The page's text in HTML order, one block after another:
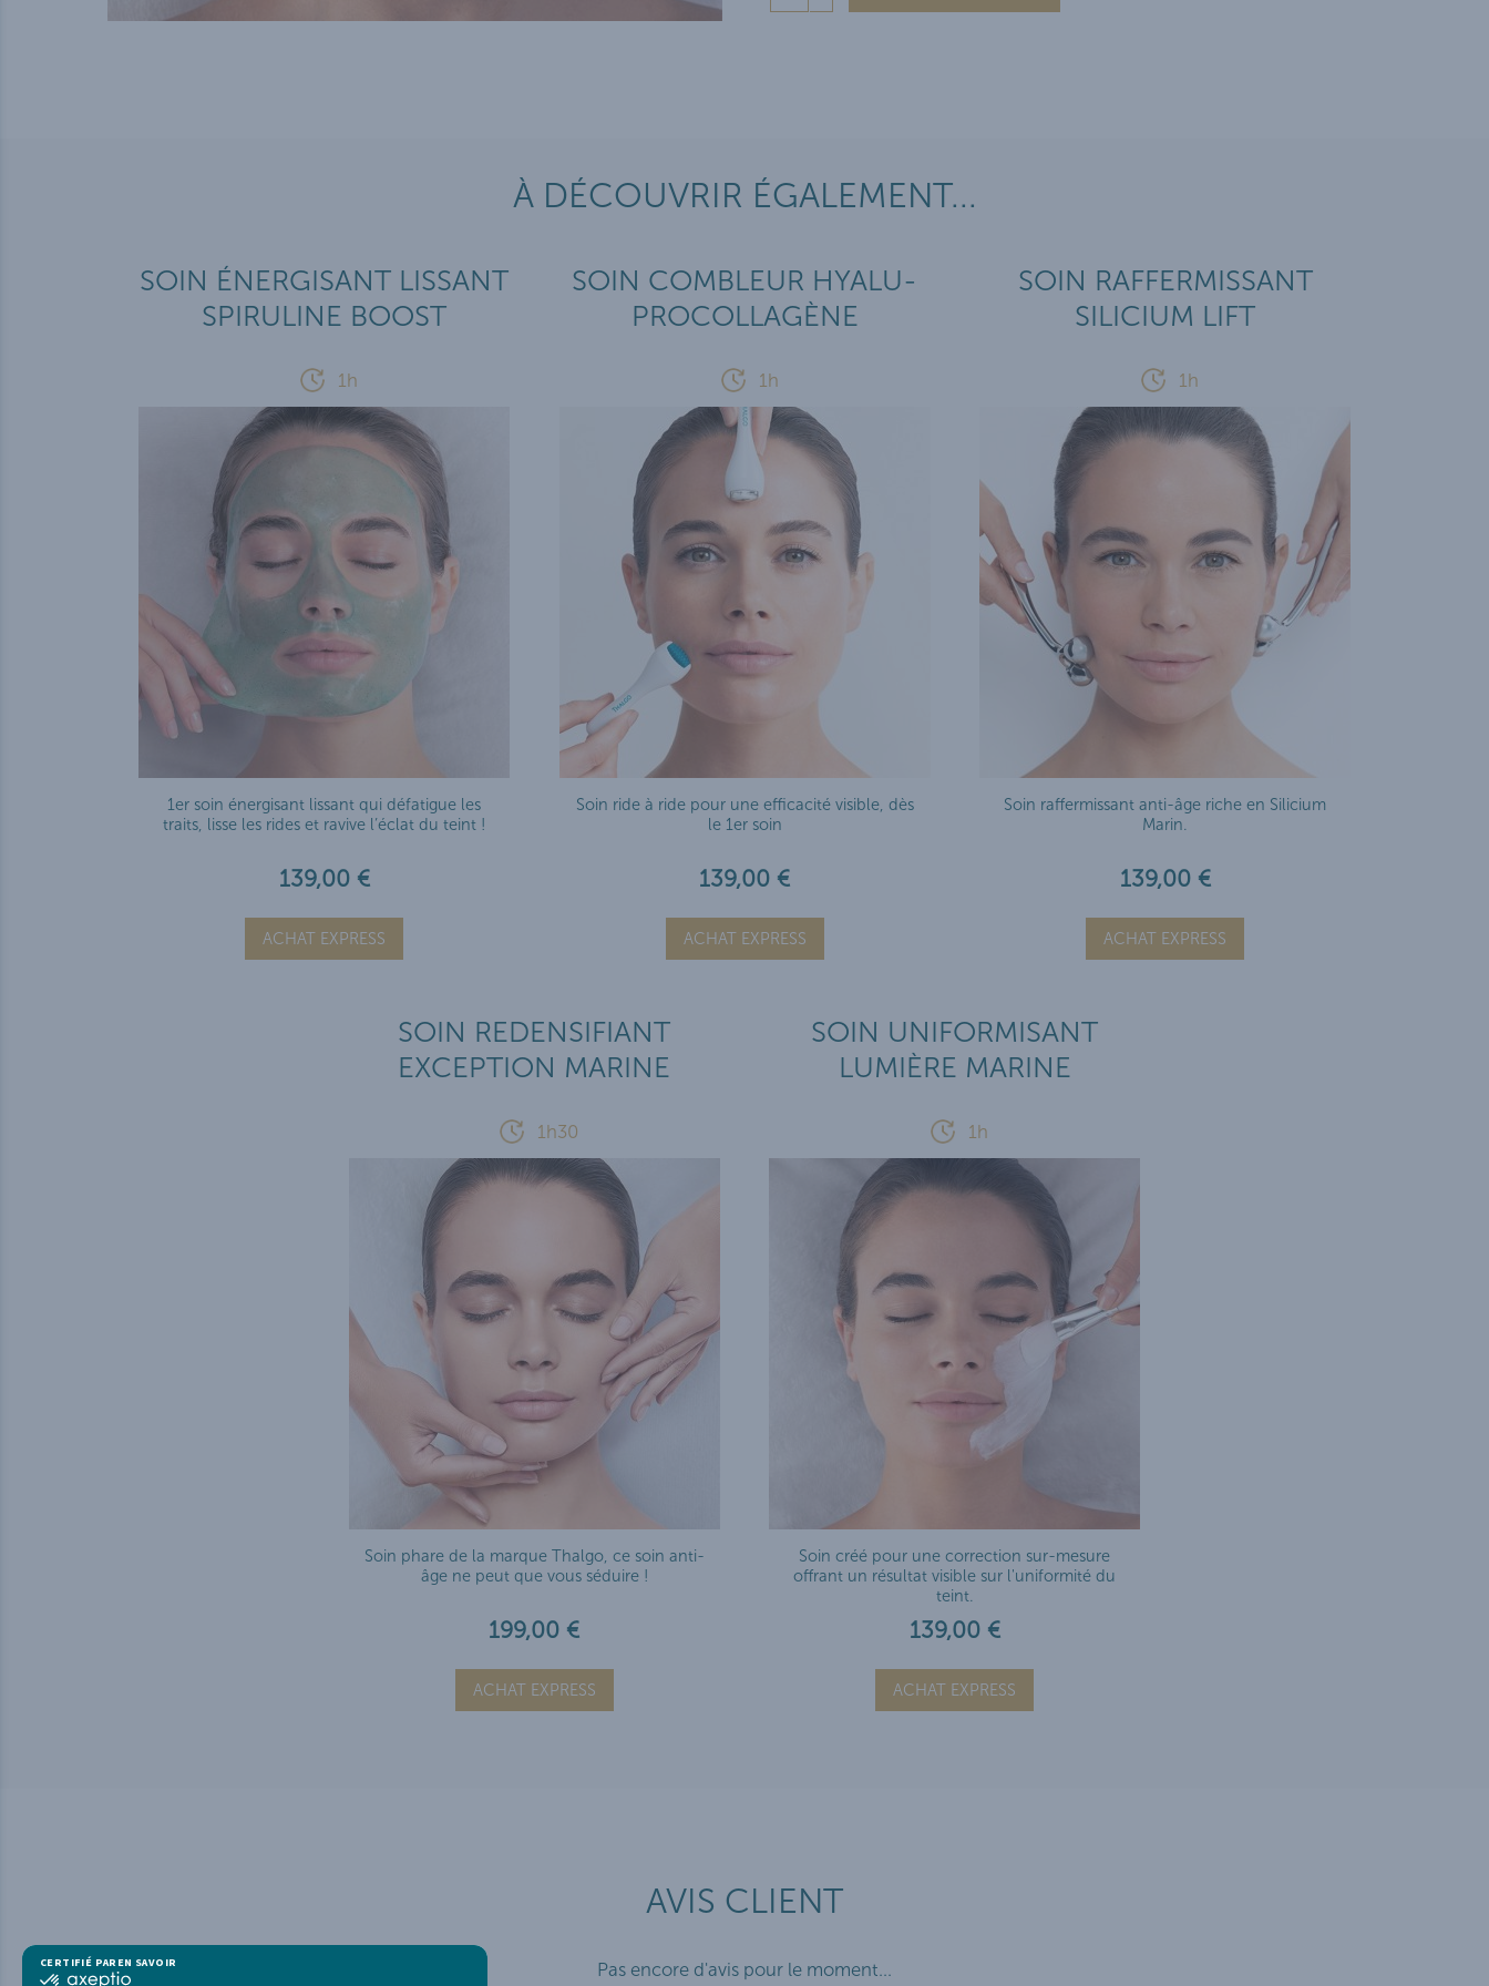
CERTIFIÉ PAR EN SAVOIR PLUS SUR
certifié
À DÉCOUVRIR ÉGALEMENT...
SOIN ÉNERGISANT LISSANT
SPIRULINE BOOST
1h
1er soin énergisant lissant qui défatigue les
traits, lisse les rides et ravive l’éclat du teint !
139,00 €
ACHAT EXPRESS
SOIN COMBLEUR HYALU-
PROCOLLAGÈNE
1h
Soin ride à ride pour une efficacité visible, dès
le 1er soin
139,00 €
ACHAT EXPRESS
SOIN RAFFERMISSANT
SILICIUM LIFT
1h
Soin raffermissant anti-âge riche en Silicium
Marin.
139,00 €
ACHAT EXPRESS
SOIN REDENSIFIANT
EXCEPTION MARINE
1h30
Soin phare de la marque Thalgo, ce soin anti-
âge ne peut que vous séduire !
199,00 €
ACHAT EXPRESS
SOIN UNIFORMISANT
LUMIÈRE MARINE
1h
Soin créé pour une correction sur-mesure
offrant un résultat visible sur l'uniformité du
teint.
139,00 €
ACHAT EXPRESS
AVIS CLIENT
Pas encore d'avis pour le moment...